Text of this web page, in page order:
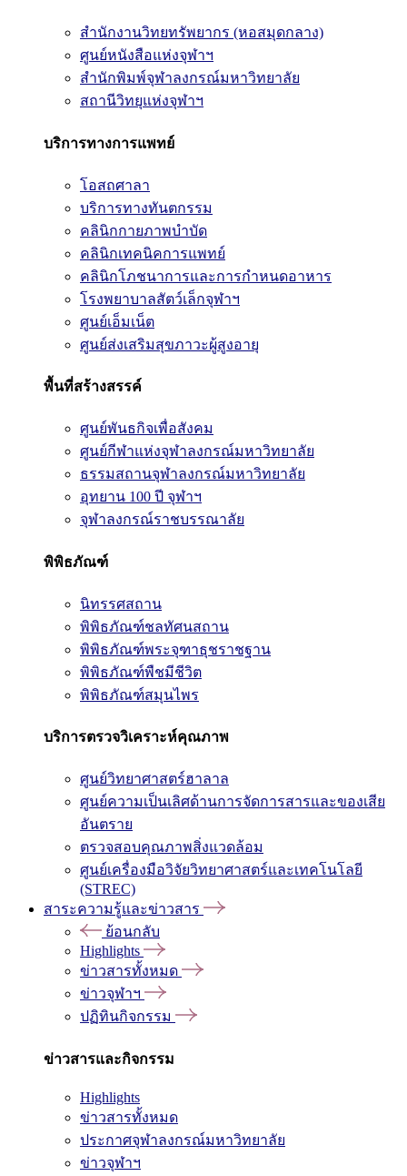
สำนักงานวิทยทรัพยากร (หอสมุดกลาง)
ศูนย์หนังสือแห่งจุฬาฯ
สำนักพิมพ์จุฬาลงกรณ์มหาวิทยาลัย
สถานีวิทยุแห่งจุฬาฯ
บริการทางการแพทย์
โอสถศาลา
บริการทางทันตกรรม
คลินิกกายภาพบำบัด
คลินิกเทคนิคการแพทย์
คลินิกโภชนาการและการกำหนดอาหาร
โรงพยาบาลสัตว์เล็กจุฬาฯ
ศูนย์เอ็มเน็ต
ศูนย์ส่งเสริมสุขภาวะผู้สูงอายุ
พื้นที่สร้างสรรค์
ศูนย์พันธกิจเพื่อสังคม
ศูนย์กีฬาแห่งจุฬาลงกรณ์มหาวิทยาลัย
ธรรมสถานจุฬาลงกรณ์มหาวิทยาลัย
อุทยาน 100 ปี จุฬาฯ
จุฬาลงกรณ์ราชบรรณาลัย
พิพิธภัณฑ์
นิทรรศสถาน
พิพิธภัณฑ์ชลทัศนสถาน
พิพิธภัณฑ์พระจุฑาธุชราชฐาน
พิพิธภัณฑ์พืชมีชีวิต
พิพิธภัณฑ์สมุนไพร
บริการตรวจวิเคราะห์คุณภาพ
ศูนย์วิทยาศาสตร์ฮาลาล
ศูนย์ความเป็นเลิศด้านการจัดการสารและของเสีย
อันตราย
ตรวจสอบคุณภาพสิ่งแวดล้อม
ศูนย์เครื่องมือวิจัยวิทยาศาสตร์และเทคโนโลยี
(STREC)
สาระความรู้และข่าวสาร
ย้อนกลับ
Highlights
ข่าวสารทั้งหมด
ข่าวจุฬาฯ
ปฏิทินกิจกรรม
ข่าวสารและกิจกรรม
Highlights
ข่าวสารทั้งหมด
ประกาศจุฬาลงกรณ์มหาวิทยาลัย
ข่าวจุฬาฯ